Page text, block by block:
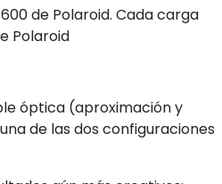
de Polaroid. Cada carga
Polaroid
óptica (aproximación y
de las dos configuraciones